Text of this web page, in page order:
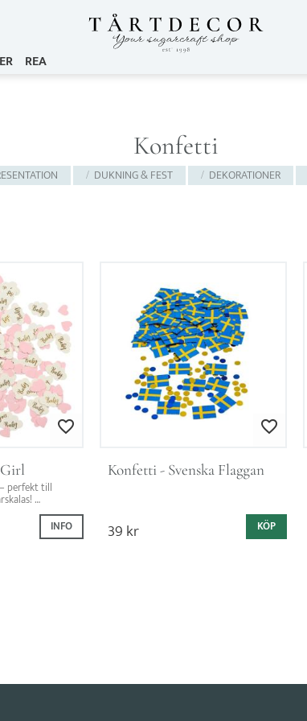
REA
Konfetti
DUKNING & FEST DEKORATIONER
Lägg till i favoriter
perfekt till
festlig, magisk
INFO
Lägg till i favoriter
Konfetti - Svenska Flaggan
39kr KÖP